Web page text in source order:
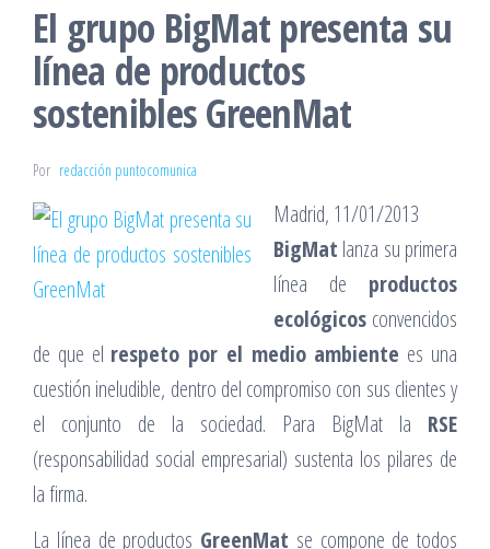
El grupo BigMat presenta su
línea de productos
sostenibles GreenMat
Por redacción puntocomunica
Madrid, 11/01/2013
BigMat lanza su primera
línea de productos
ecológicos convencidos
de que el respeto por el medio ambiente es una
cuestión ineludible, dentro del compromiso con sus clientes y
el conjunto de la sociedad. Para BigMat la RSE
(responsabilidad social empresarial) sustenta los pilares de
la firma.
La línea de productos GreenMat se compone de todos